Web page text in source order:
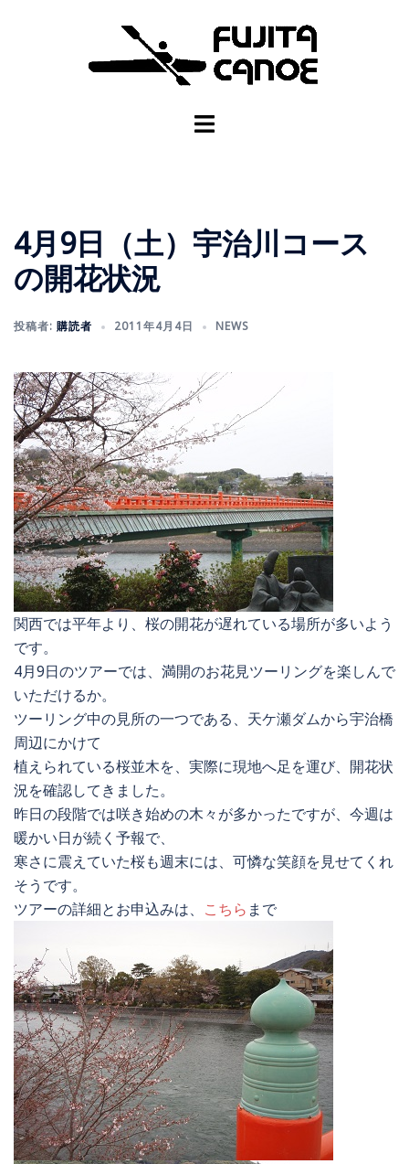
4月9日（土）宇治川コース
の開花状況
投稿者: 購読者 2011年4月4日 NEWS
関西では平年より、桜の開花が遅れている場所が多いよう
です。
4月9日のツアーでは、満開のお花見ツーリングを楽しんで
いただけるか。
ツーリング中の見所の一つである、天ケ瀬ダムから宇治橋
周辺にかけて
植えられている桜並木を、実際に現地へ足を運び、開花状
況を確認してきました。
昨日の段階では咲き始めの木々が多かったですが、今週は
暖かい日が続く予報で、
寒さに震えていた桜も週末には、可憐な笑顔を見せてくれ
そうです。
ツアーの詳細とお申込みは、 こちら まで